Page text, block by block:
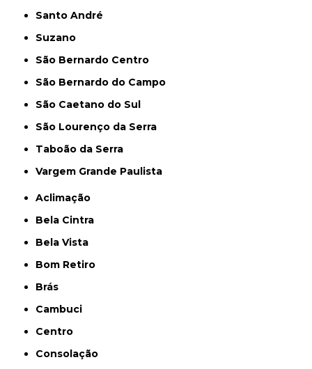
Santo André
Suzano
São Bernardo Centro
São Bernardo do Campo
São Caetano do Sul
São Lourenço da Serra
Taboão da Serra
Vargem Grande Paulista
Aclimação
Bela Cintra
Bela Vista
Bom Retiro
Brás
Cambuci
Centro
Consolação